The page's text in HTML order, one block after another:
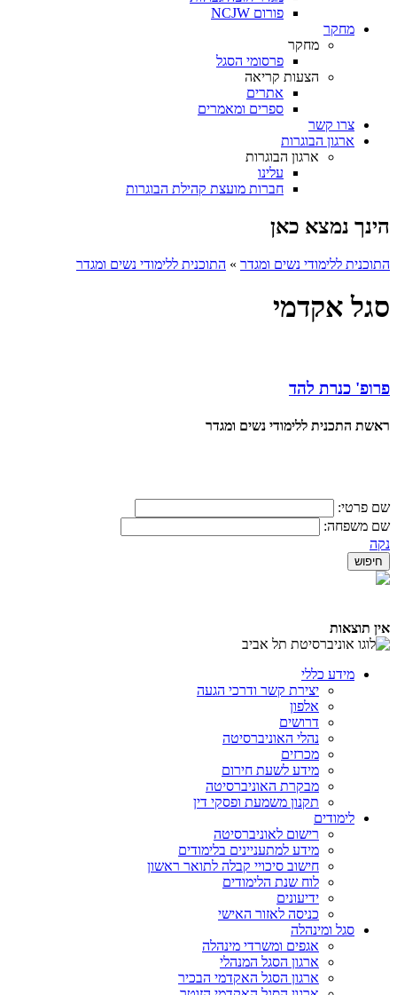
פורום NCJW
מחקר
מחקר
פרסומי הסגל
הצעות קריאה
אתרים
ספרים ומאמרים
צרו קשר
ארגון הבוגרות
ארגון הבוגרות
עלינו
חברות מועצת קהילת הבוגרות
הינך נמצא כאן
התוכנית ללימודי נשים ומגדר » התוכנית ללימודי נשים ומגדר
סגל אקדמי
פרופ' כנרת להד
ראשת התכנית ללימודי נשים ומגדר
שם פרטי:
שם משפחה:
נקה
אין תוצאות
מידע כללי
יצירת קשר ודרכי הגעה
אלפון
דרושים
נהלי האוניברסיטה
מכרזים
מידע לשעת חירום
מבקרת האוניברסיטה
תקנון משמעת ופסקי דין
לימודים
רישום לאוניברסיטה
מידע למתעניינים בלימודים
חישוב סיכויי קבלה לתואר ראשון
לוח שנת הלימודים
ידיעונים
כניסה לאזור האישי
סגל ומינהלה
אגפים ומשרדי מינהלה
ארגון הסגל המנהלי
ארגון הסגל האקדמי הבכיר